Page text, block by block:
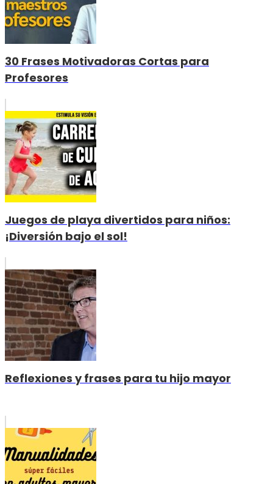
30 Frases Motivadoras Cortas para
Profesores
Juegos de playa divertidos para niños:
¡Diversión bajo el sol!
Reflexiones y frases para tu hijo mayor